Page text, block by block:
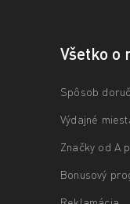
Všetko o
Spôsob
Výdajné
Značky od A
Bonusový